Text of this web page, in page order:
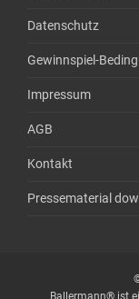
Datenschutz
Gewinnspiel-
Impressum
AGB
Kontakt
Pressematerial